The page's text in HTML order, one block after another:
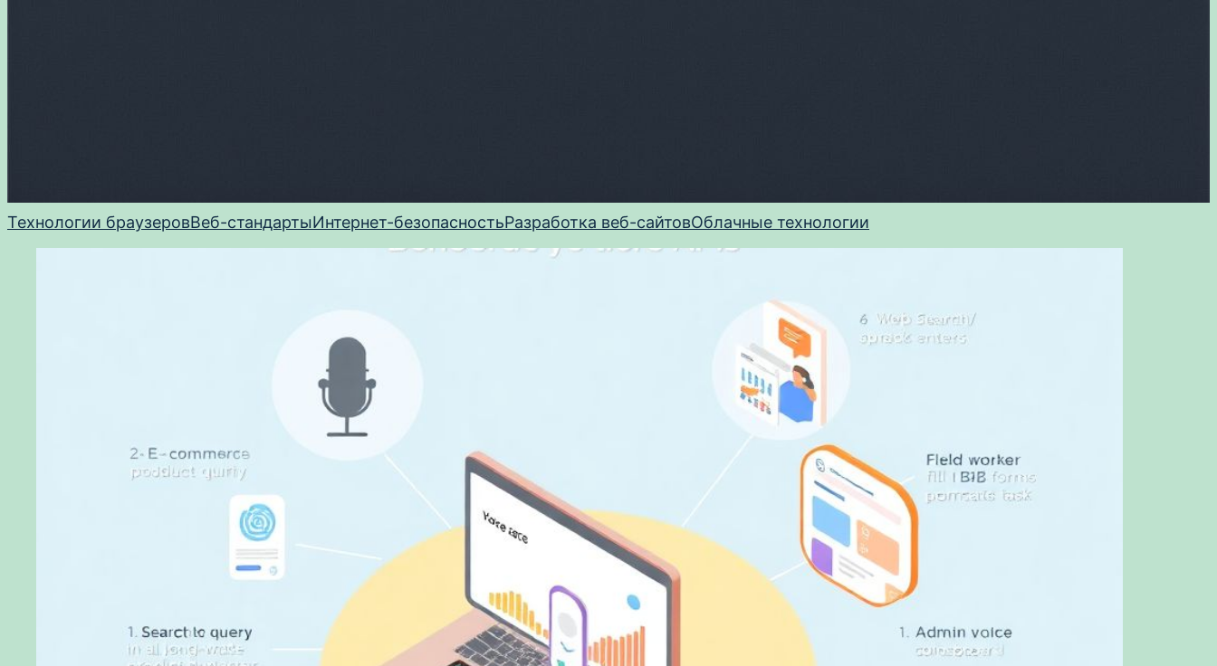
Технологии браузеровВеб-стандартыИнтернет-безопасностьРазработка веб-сайтовОблачные технологии